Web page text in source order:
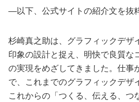
—以下、公式サイトの紹介文を抜
杉崎真之助は、グラフィックデザ
印象の設計と捉え、明快で良質な
の実現をめざしてきました。仕事
で、これまでのグラフィックデザ
これからの「つくる、伝える、つ